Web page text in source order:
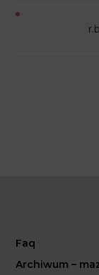
Faq
Archiwum –